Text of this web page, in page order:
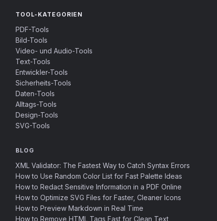
TOOL-KATEGORIEN
PDF-Tools
Bild-Tools
Video- und Audio-Tools
Text-Tools
Entwickler-Tools
Sicherheits-Tools
Daten-Tools
Alltags-Tools
Design-Tools
SVG-Tools
BLOG
XML Validator: The Fastest Way to Catch Syntax Errors
How to Use Random Color List for Fast Palette Ideas
How to Redact Sensitive Information in a PDF Online
How to Optimize SVG Files for Faster, Cleaner Icons
How to Preview Markdown in Real Time
How to Remove HTML Tags Fast for Clean Text